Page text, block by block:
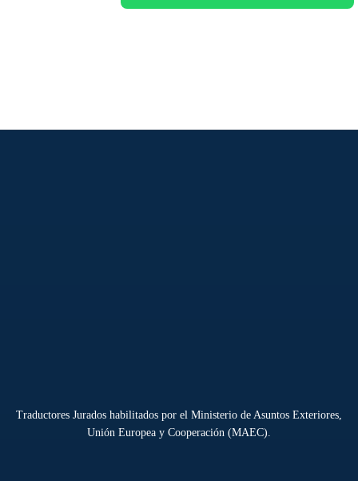
Traductores Jurados habilitados por el Ministerio de Asuntos Exteriores,
Unión Europea y Cooperación (MAEC).